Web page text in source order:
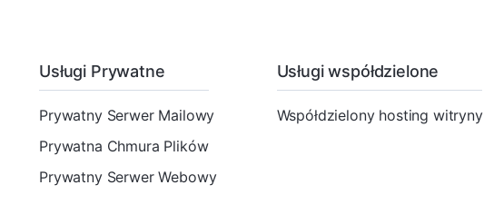
Usługi Prywatne
Prywatny Serwer Mailowy
Prywatna Chmura Plików
Prywatny Serwer Webowy
Usługi współdzielone
Współdzielony hosting witryny